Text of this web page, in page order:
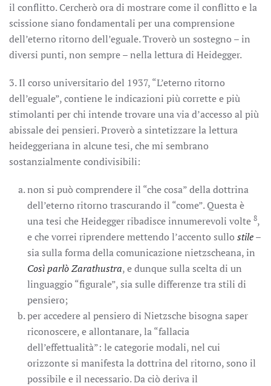
il conflitto. Cercherò ora di mostrare come il conflitto e la
scissione siano fondamentali per una comprensione
dell’eterno ritorno dell’eguale. Troverò un sostegno – in
diversi punti, non sempre – nella lettura di Heidegger.
3. Il corso universitario del 1937, “L’eterno ritorno
dell’eguale”, contiene le indicazioni più corrette e più
stimolanti per chi intende trovare una via d’accesso al più
abissale dei pensieri. Proverò a sintetizzare la lettura
heideggeriana in alcune tesi, che mi sembrano
sostanzialmente condivisibili:
non si può comprendere il “che cosa” della dottrina
dell’eterno ritorno trascurando il “come”. Questa è
una tesi che Heidegger ribadisce innumerevoli volte 8,
e che vorrei riprendere mettendo l’accento sullo stile–
sia sulla forma della comunicazione nietzscheana, in
Così parlò Zarathustra, e dunque sulla scelta di un
linguaggio “figurale”, sia sulle differenze tra stili di
pensiero;
per accedere al pensiero di Nietzsche bisogna saper
riconoscere, e allontanare, la “fallacia
dell’effettualità”: le categorie modali, nel cui
orizzonte si manifesta la dottrina del ritorno, sono il
possibile e il necessario. Da ciò deriva il